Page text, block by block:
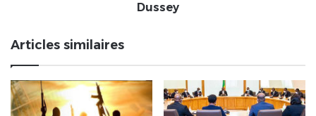
Dussey
Dussey
Articles similaires